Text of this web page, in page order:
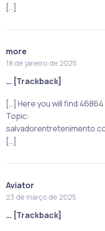
[…]
more
18 de janeiro de 2025
… [Trackback]
[…] Here you will find
Topic:
[…]
Aviator
23 de março de 2025
… [Trackback]